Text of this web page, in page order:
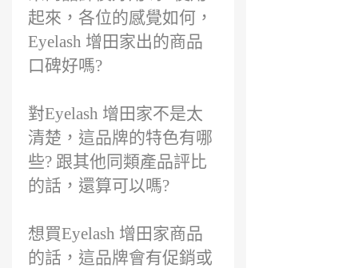
起來，各位的感覺如何，
Eyelash 增田家出的商品
口碑好嗎?
對Eyelash 增田家不是太
清楚，這品牌的特色有哪
些? 跟其他同類產品評比
的話，還算可以嗎?
想買Eyelash 增田家商品
的話，這品牌會有促銷或